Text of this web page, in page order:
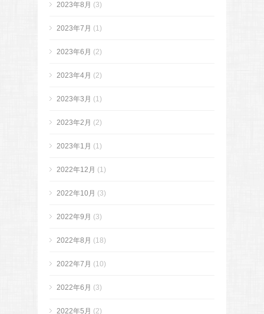
2023年8月 (3)
2023年7月 (1)
2023年6月 (2)
2023年4月 (2)
2023年3月 (1)
2023年2月 (2)
2023年1月 (1)
2022年12月 (1)
2022年10月 (3)
2022年9月 (3)
2022年8月 (18)
2022年7月 (10)
2022年6月 (3)
2022年5月 (2)